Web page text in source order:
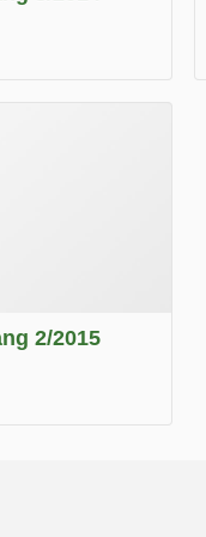
2/2015